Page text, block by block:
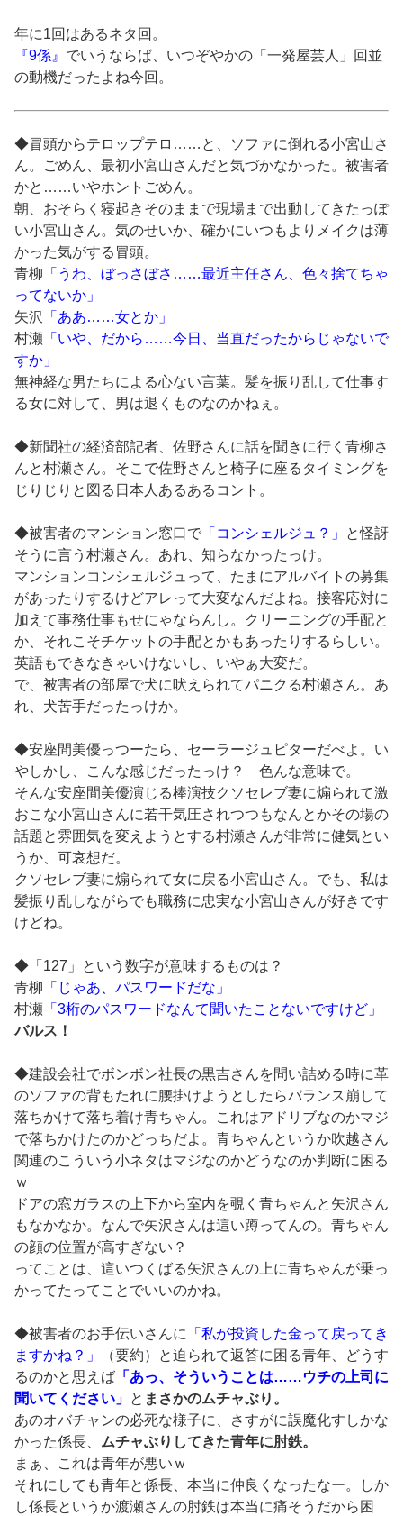
年に1回はあるネタ回。
『9係』 でいうならば、いつぞやかの「一発屋芸人」回並
の動機だったよね今回。
◆冒頭からテロップテロ……と、ソファに倒れる小宮山さ
ん。ごめん、最初小宮山さんだと気づかなかった。被害者
かと……いやホントごめん。
朝、おそらく寝起きそのままで現場まで出動してきたっぽ
い小宮山さん。気のせいか、確かにいつもよりメイクは薄
かった気がする冒頭。
青柳 「うわ、ぼっさぼさ……最近主任さん、色々捨てちゃ
ってないか」
矢沢
「ああ……女とか」
村瀬 「いや、だから……今日、当直だったからじゃないで
すか」
無神経な男たちによる心ない言葉。髪を振り乱して仕事す
る女に対して、男は退くものなのかねぇ。
◆新聞社の経済部記者、佐野さんに話を聞きに行く青柳さ
んと村瀬さん。そこで佐野さんと椅子に座るタイミングを
じりじりと図る日本人あるあるコント。
◆被害者のマンション窓口で 「コンシェルジュ？」
と怪訝
そうに言う村瀬さん。あれ、知らなかったっけ。
マンションコンシェルジュって、たまにアルバイトの募集
があったりするけどアレって大変なんだよね。接客応対に
加えて事務仕事もせにゃならんし。クリーニングの手配と
か、それこそチケットの手配とかもあったりするらしい。
英語もできなきゃいけないし、いやぁ大変だ。
で、被害者の部屋で犬に吠えられてパニクる村瀬さん。あ
れ、犬苦手だったっけか。
◆安座間美優っつーたら、セーラージュピターだべよ。い
やしかし、こんな感じだったっけ？ 色んな意味で。
そんな安座間美優演じる棒演技クソセレブ妻に煽られて激
おこな小宮山さんに若干気圧されつつもなんとかその場の
話題と雰囲気を変えようとする村瀬さんが非常に健気とい
うか、可哀想だ。
クソセレブ妻に煽られて女に戻る小宮山さん。でも、私は
髪振り乱しながらでも職務に忠実な小宮山さんが好きです
けどね。
◆「127」という数字が意味するものは？
青柳 「じゃあ、パスワードだな」
村瀬 「3桁のパスワードなんて聞いたことないですけど」
バルス！
◆建設会社でボンボン社長の黒吉さんを問い詰める時に革
のソファの背もたれに腰掛けようとしたらバランス崩して
落ちかけて落ち着け青ちゃん。これはアドリブなのかマジ
で落ちかけたのかどっちだよ。青ちゃんというか吹越さん
関連のこういう小ネタはマジなのかどうなのか判断に困る
ｗ
ドアの窓ガラスの上下から室内を覗く青ちゃんと矢沢さん
もなかなか。なんで矢沢さんは這い蹲ってんの。青ちゃん
の顔の位置が高すぎない？
ってことは、這いつくばる矢沢さんの上に青ちゃんが乗っ
かってたってことでいいのかね。
◆被害者のお手伝いさんに
「私が投資した金って戻ってき
ますかね？」
（要約）と迫られて返答に困る青年、どうす
るのかと思えば 「あっ、そういうことは……ウチの上司に
聞いてください」 と まさかのムチャぶり。
あのオバチャンの必死な様子に、さすがに誤魔化すしかな
かった係長、 ムチャぶりしてきた青年に肘鉄。
まぁ、これは青年が悪いｗ
それにしても青年と係長、本当に仲良くなったなー。しか
し係長というか渡瀬さんの肘鉄は本当に痛そうだから困